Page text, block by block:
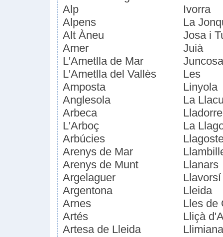
Alp
Alpens
Alt Àneu
Amer
L'Ametlla de Mar
L'Ametlla del Vallès
Amposta
Anglesola
Arbeca
L'Arboç
Arbúcies
Arenys de Mar
Arenys de Munt
Argelaguer
Argentona
Arnes
Artés
Artesa de Lleida
Ivorra
La
Josa i
Juià
Juncosa
Les
Linyola
La
Lladorre
La
Llanars
Llavorsí
Lleida
Lles de
Lliçà
Llimiana